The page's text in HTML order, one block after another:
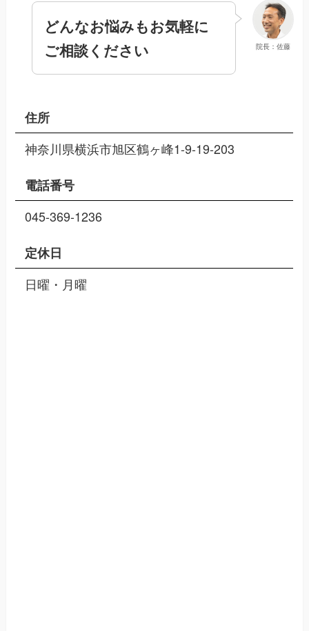
院長：佐藤
どんなお悩みもお気軽に
ご相談ください
住所
神奈川県横浜市旭区鶴ヶ峰1-9-19-203
電話番号
045-369-1236
定休日
日曜・月曜